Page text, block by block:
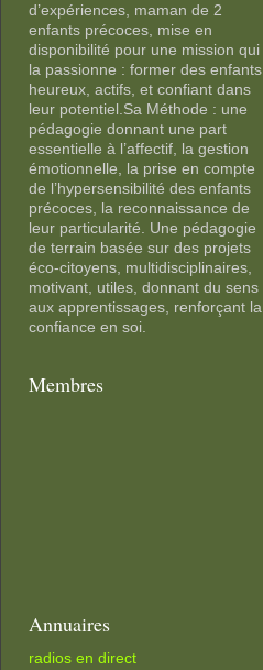
d’expériences, maman de 2
enfants précoces, mise en
disponibilité pour une mission qui
la passionne : former des enfants
heureux, actifs, et confiant dans
leur potentiel.Sa Méthode : une
pédagogie donnant une part
essentielle à l’affectif, la gestion
émotionnelle, la prise en compte
de l’hypersensibilité des enfants
précoces, la reconnaissance de
leur particularité. Une pédagogie
de terrain basée sur des projets
éco-citoyens, multidisciplinaires,
motivant, utiles, donnant du sens
aux apprentissages, renforçant la
confiance en soi.
Membres
Annuaires
radios en direct